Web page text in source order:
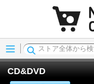
Menu
CD&DVD